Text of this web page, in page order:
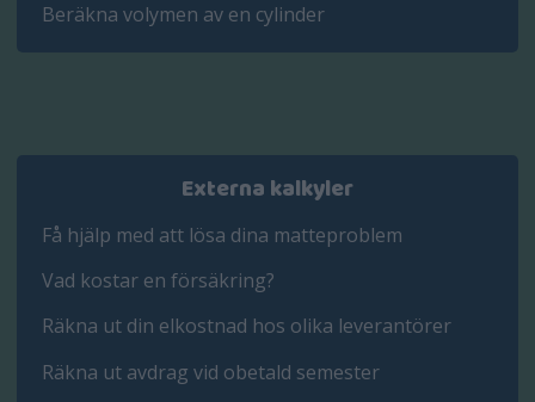
Beräkna volymen av en cylinder
Externa kalkyler
Få hjälp med att lösa dina matteproblem
Vad kostar en försäkring?
Räkna ut din elkostnad hos olika leverantörer
Räkna ut avdrag vid obetald semester